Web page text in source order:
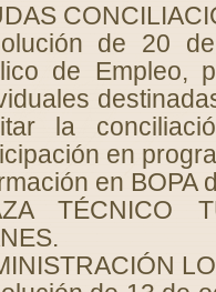
de 20
de Empleo,
la
en
en BOPA
TÉCNICO